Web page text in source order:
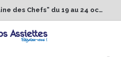
1er Édition de “La Semaine des Chefs” du 19 au 24 octobre 2026